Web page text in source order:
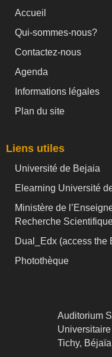
Accueil
Qui-sommes-nous?
Contactez-nous
Agenda
Informations légales
Plan du site
Liens utiles
Université de Bejaia
Elearning Université
Ministère de
Recherche
Dual_Edx (access the
Photothèque
Auditorium
Tichy,